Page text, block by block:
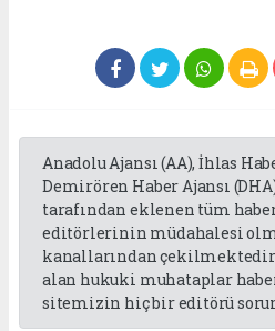
Anadolu Ajansı (AA), İhlas
Demirören Haber Ajansı
tarafından eklenen tüm
editörlerinin müdahalesi
kanallarından
alan hukuki muhataplar
sitemizin hiç bir editörü